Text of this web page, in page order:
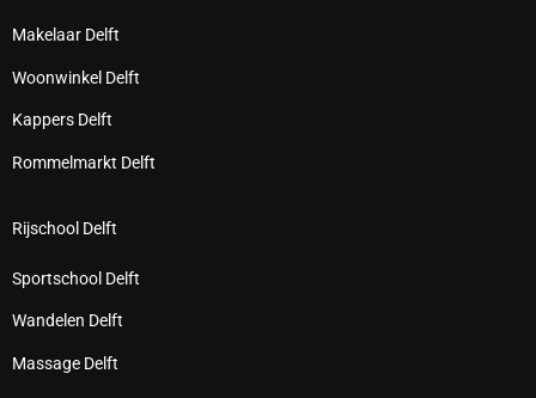
Makelaar Delft
Woonwinkel Delft
Kappers Delft
Rommelmarkt Delft
Rijschool Delft
Sportschool Delft
Wandelen Delft
Massage Delft